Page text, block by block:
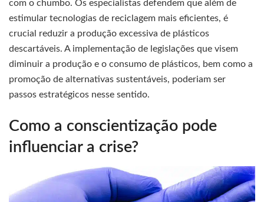
com o chumbo. Os especialistas defendem que além de
estimular tecnologias de reciclagem mais eficientes, é
crucial reduzir a produção excessiva de plásticos
descartáveis. A implementação de legislações que visem
diminuir a produção e o consumo de plásticos, bem como a
promoção de alternativas sustentáveis, poderiam ser
passos estratégicos nesse sentido.
Como a conscientização pode
influenciar a crise?